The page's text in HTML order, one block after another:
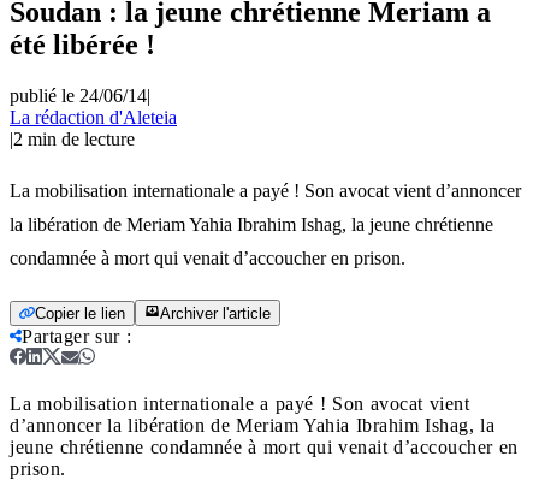
Soudan : la jeune chrétienne Meriam a
été libérée !
publié le 24/06/14|
La rédaction d'Aleteia
|2 min de lecture
La mobilisation internationale a payé ! Son avocat vient d’annoncer
la libération de Meriam Yahia Ibrahim Ishag, la jeune chrétienne
condamnée à mort qui venait d’accoucher en prison.
Copier le lien Archiver l'article
Partager sur:
La mobilisation internationale a payé ! Son avocat vient
d’annoncer la libération de Meriam Yahia Ibrahim Ishag, la
jeune chrétienne condamnée à mort qui venait d’accoucher en
prison.